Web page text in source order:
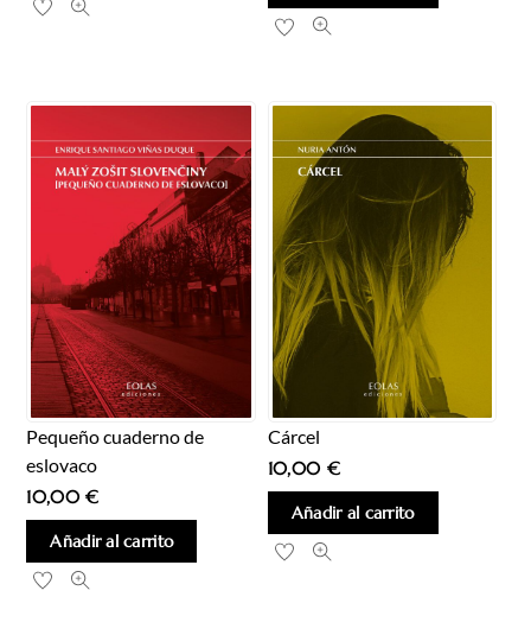
Pequeño cuaderno de
eslovaco
10,00€
Añadir al carrito
Cárcel
10,00 €
Añadir al carrito